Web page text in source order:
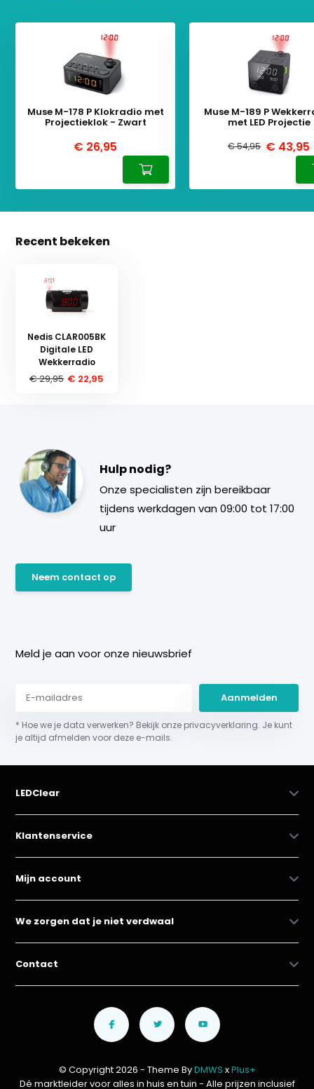
Muse M-178 P Klokradio met
Projectieklok - Zwart
€ 26,95
Muse M-189 P
met LED Projectie
€ 54,95 € 43,95
Recent bekeken
Nedis CLAR005BK
Digitale LED
Wekkerradio
€ 29,95 € 22,95
Hulp nodig?
Onze specialisten zijn bereikbaar
tijdens werkdagen van 09:00 tot 17:00
uur
Neem contact op
Meld je aan voor onze nieuwsbrief
Aanmelden
* Hoe we je data verwerken? Bekijk onze privacyverklaring. Je kunt
je altijd afmelden voor deze e-mails.
LEDClear
Klantenservice
Mijn account
We zorgen dat je niet verdwaal
Contact
© Copyright 2026 - Theme ByDMWS xPlus+
Dé marktleider voor alles in huis en tuin - Alle prijzen inclusief